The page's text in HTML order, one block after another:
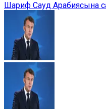
Шариф Сауд Арабиясына